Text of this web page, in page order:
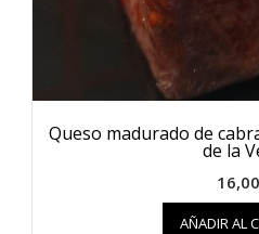
Queso madurado de
de la
16,00
AÑADIR AL